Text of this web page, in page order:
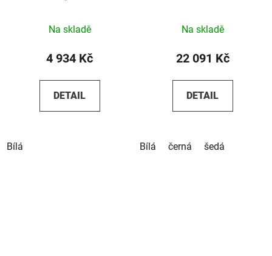
Na skladě
4 934 Kč
DETAIL
Bílá
Na skladě
22 091 Kč
DETAIL
Bílá černá šedá